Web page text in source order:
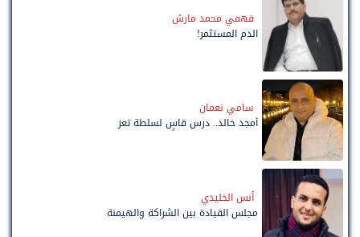
فهمي محمد مارش
الدم المستثمر!
سامي نعمان
أمجد خالد.. درس قاسٍ لسلطة تعز
أنس الخليدي
مجلس القيادة بين الشراكة والهيمنة